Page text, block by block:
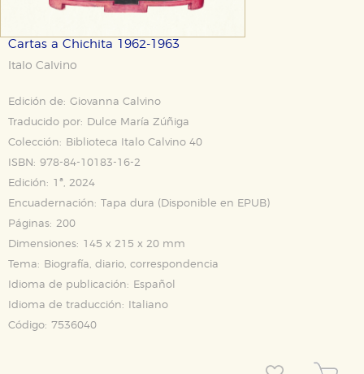
Cartas a Chichita 1962-1963
Italo Calvino
Edición de: Giovanna Calvino
Traducido por:
Dulce María Zúñiga
Colección:
Biblioteca Italo Calvino 40
ISBN: 978-84-10183-16-2
Edición: 1ª, 2024
Encuadernación: Tapa dura (Disponible en EPUB)
Páginas: 200
Dimensiones: 145 x 215 x 20 mm
Tema:
Biografía, diario, correspondencia
Idioma de publicación:
Español
Idioma de traducción:
Italiano
Código: 7536040